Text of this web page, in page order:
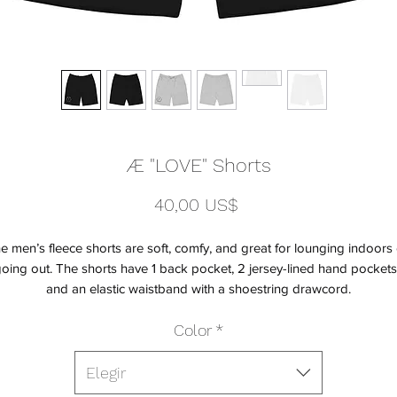
Æ "LOVE" Shorts
40,00 US$
men’s fleece shorts are soft, comfy, and great for lounging indoors
out. The shorts have 1 back pocket, 2 jersey-lined hand
• 80% ring-spun cotton, 20% Polyester
Color *
Elegir